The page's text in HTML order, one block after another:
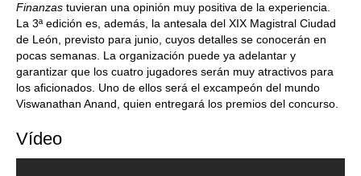
Finanzas tuvieran una opinión muy positiva de la experiencia.
La 3ª edición es, además, la antesala del XIX Magistral Ciudad
de León, previsto para junio, cuyos detalles se conocerán en
pocas semanas. La organización puede ya adelantar y
garantizar que los cuatro jugadores serán muy atractivos para
los aficionados. Uno de ellos será el excampeón del mundo
Viswanathan Anand, quien entregará los premios del concurso.
Vídeo